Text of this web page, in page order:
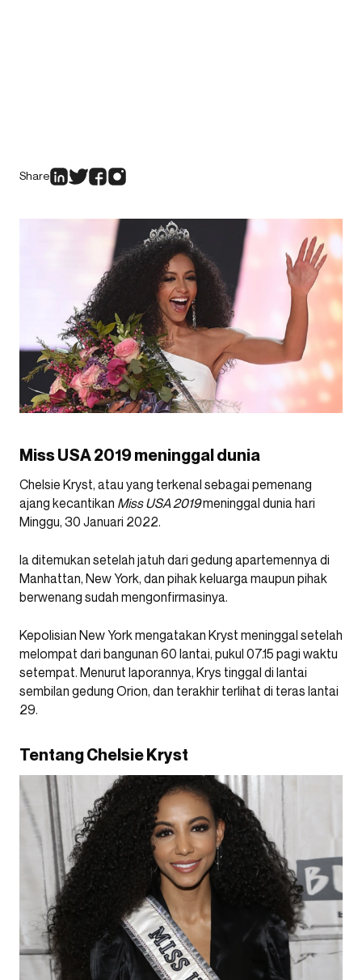
Share
Miss USA 2019 meninggal dunia
Chelsie Kryst, atau yang terkenal sebagai pemenang
ajang kecantikan Miss USA 2019meninggal dunia hari
Minggu, 30 Januari 2022.
Ia ditemukan setelah jatuh dari gedung apartemennya di
Manhattan, New York, dan pihak keluarga maupun pihak
berwenang sudah mengonfirmasinya.
Kepolisian New York mengatakan Kryst meninggal setelah
melompat dari bangunan 60 lantai, pukul 07.15 pagi waktu
setempat. Menurut laporannya, Krys tinggal di lantai
sembilan gedung Orion, dan terakhir terlihat di teras lantai
29.
Tentang Chelsie Kryst